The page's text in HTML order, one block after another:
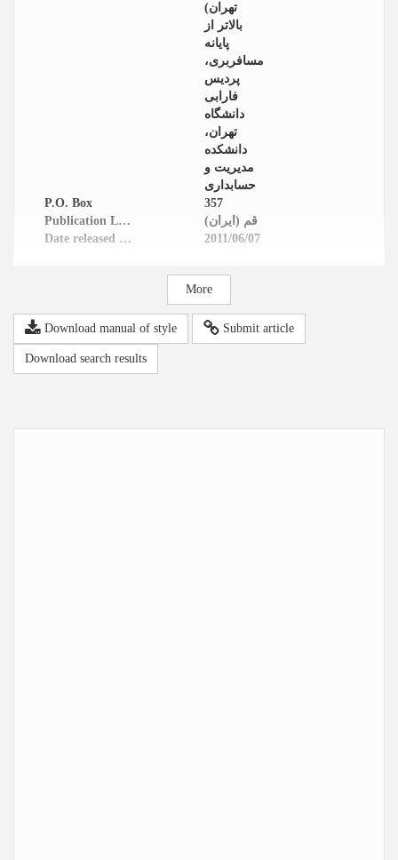
تهران)
بالاتر از
پایانه
مسافربری،
پردیس
فارابی
دانشگاه
تهران،
دانشکده
مدیریت و
حسابداری
P.O. Box
357
Publication Location
قم (ایران)
Date released in website
2011/06/07
More
Download manual of style Submit article
Download search results